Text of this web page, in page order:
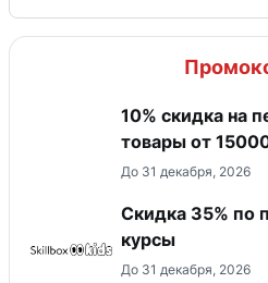
10% скидка на
товары от
До 31 декабря, 2026
Скидка 35% по
курсы
До 31 декабря, 2026